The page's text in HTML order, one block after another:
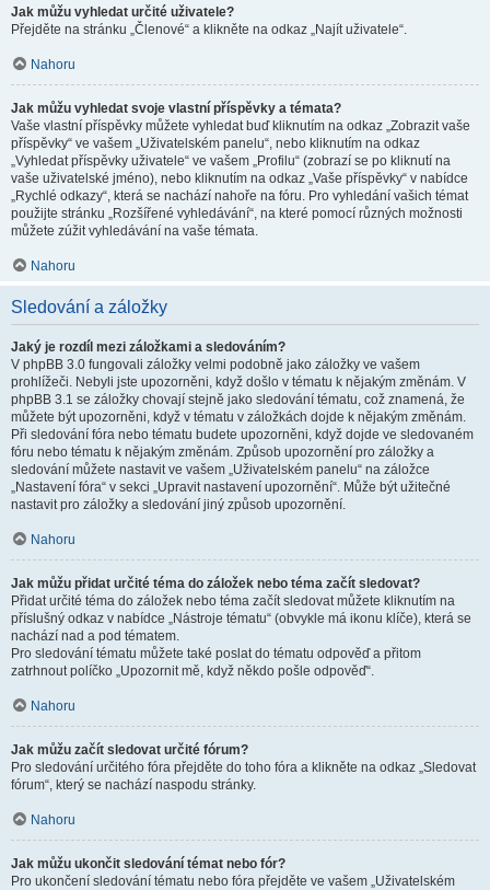
Jak můžu vyhledat určité uživatele?
Přejděte na stránku „Členové“ a klikněte na odkaz „Najít uživatele“.
Nahoru
Jak můžu vyhledat svoje vlastní příspěvky a témata?
Vaše vlastní příspěvky můžete vyhledat buď kliknutím na odkaz „Zobrazit vaše
příspěvky“ ve vašem „Uživatelském panelu“, nebo kliknutím na odkaz
„Vyhledat příspěvky uživatele“ ve vašem „Profilu“ (zobrazí se po kliknutí na
vaše uživatelské jméno), nebo kliknutím na odkaz „Vaše příspěvky“ v nabídce
„Rychlé odkazy“, která se nachází nahoře na fóru. Pro vyhledání vašich témat
použijte stránku „Rozšířené vyhledávání“, na které pomocí různých možnosti
můžete zúžit vyhledávání na vaše témata.
Nahoru
Sledování a záložky
Jaký je rozdíl mezi záložkami a sledováním?
V phpBB 3.0 fungovali záložky velmi podobně jako záložky ve vašem
prohlížeči. Nebyli jste upozorněni, když došlo v tématu k nějakým změnám. V
phpBB 3.1 se záložky chovají stejně jako sledování tématu, což znamená, že
můžete být upozorněni, když v tématu v záložkách dojde k nějakým změnám.
Při sledování fóra nebo tématu budete upozorněni, když dojde ve sledovaném
fóru nebo tématu k nějakým změnám. Způsob upozornění pro záložky a
sledování můžete nastavit ve vašem „Uživatelském panelu“ na záložce
„Nastavení fóra“ v sekci „Upravit nastavení upozornění“. Může být užitečné
nastavit pro záložky a sledování jiný způsob upozornění.
Nahoru
Jak můžu přidat určité téma do záložek nebo téma začít sledovat?
Přidat určité téma do záložek nebo téma začít sledovat můžete kliknutím na
příslušný odkaz v nabídce „Nástroje tématu“ (obvykle má ikonu klíče), která se
nachází nad a pod tématem.
Pro sledování tématu můžete také poslat do tématu odpověď a přitom
zatrhnout políčko „Upozornit mě, když někdo pošle odpověď“.
Nahoru
Jak můžu začít sledovat určité fórum?
Pro sledování určitého fóra přejděte do toho fóra a klikněte na odkaz „Sledovat
fórum“, který se nachází naspodu stránky.
Nahoru
Jak můžu ukončit sledování témat nebo fór?
Pro ukončení sledování tématu nebo fóra přejděte ve vašem „Uživatelském